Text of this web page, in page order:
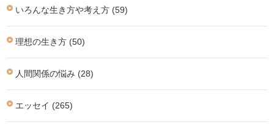
いろんな生き方や考え方 (59)
理想の生き方 (50)
人間関係の悩み (28)
エッセイ (265)